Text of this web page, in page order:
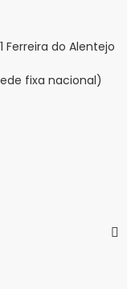
Ferreira do Alentejo
fixa nacional)